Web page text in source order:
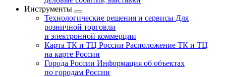
Инструменты
Технологические решения и сервисы Для
розничной торговли
и электронной коммерции
Карта ТК и ТЦ России Расположение ТК и ТЦ
на карте России
Города России Информация об объектах
по городам России